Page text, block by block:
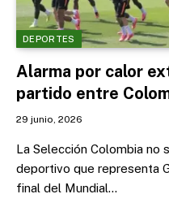
DEPORTES
Alarma por calor
partido entre
29 junio, 2026
La Selección Colombia no
deportivo que representa
final del Mundial…